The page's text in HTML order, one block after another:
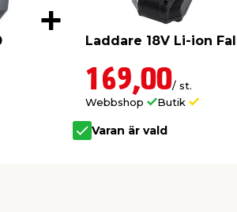
Laddare 18V Li-ion
169,00/ st.
Webbshop
Butik
Varan är vald